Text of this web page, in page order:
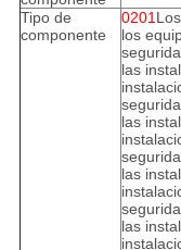
Tipo de
componente
0201
los
las
las
las
las